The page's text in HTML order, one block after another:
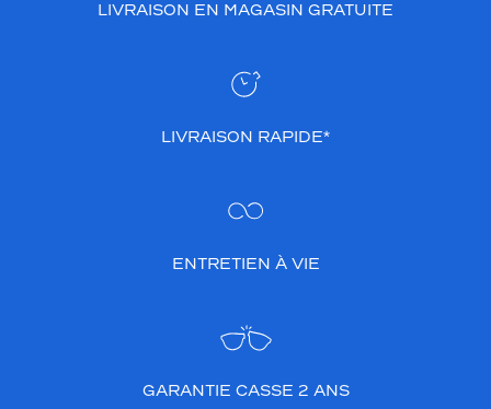
LIVRAISON EN MAGASIN GRATUITE
LIVRAISON RAPIDE*
ENTRETIEN À VIE
GARANTIE CASSE 2 ANS